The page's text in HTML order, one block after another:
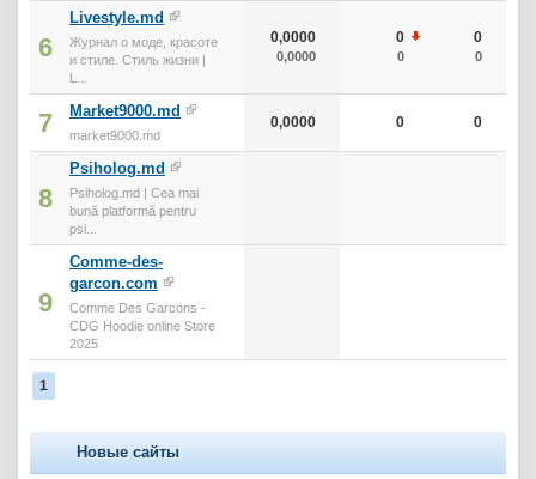
6
Livestyle.md
Журнал о моде, красоте
и стиле. Стиль жизни |
L...
0,0000
0,0000
0
0
0
0
7 Market9000.md
market9000.md
0,0000 0 0
8
Psiholog.md
Psiholog.md | Cea mai
bună platformă pentru
psi...
9
Comme-des-
garcon.com
Comme Des Garcons -
CDG Hoodie online Store
2025
1
Новые сайты